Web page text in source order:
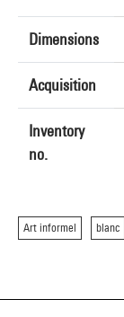
Dimensions
Acquisition
Inventory
no.
Art informel blanc